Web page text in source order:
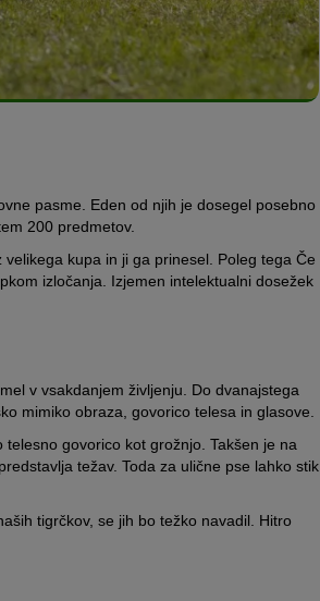
pasme. Eden od njih je dosegel posebno
200 predmetov.
kupa in ji ga prinesel. Poleg tega Če
izločanja. Izjemen intelektualni dosežek
v vsakdanjem življenju. Do dvanajstega
mimiko obraza, govorico telesa in glasove.
govorico kot grožnjo. Takšen je na
težav. Toda za ulične pse lahko stik
tigrčkov, se jih bo težko navadil. Hitro